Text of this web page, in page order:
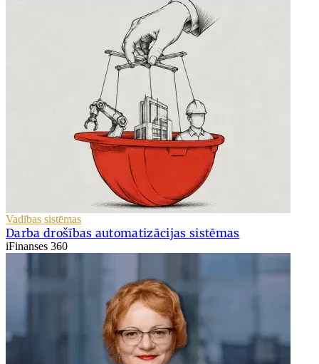
Vadības sistēmas
Darba drošības automatizācijas sistēmas
iFinanses 360